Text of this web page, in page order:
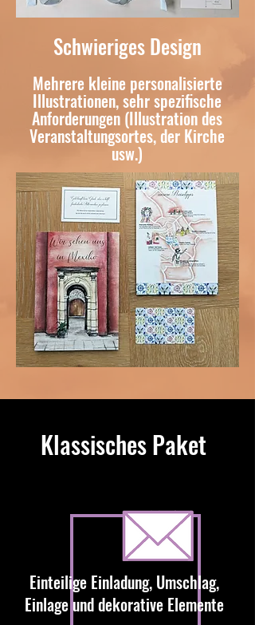
Schwieriges Design
Mehrere kleine personalisierte
Illustrationen, sehr spezifische
Anforderungen (Illustration des
Veranstaltungsortes, der Kirche
usw.)
Klassisches Paket
Einteilige Einladung, Umschlag,
Einlage und dekorative Elemente